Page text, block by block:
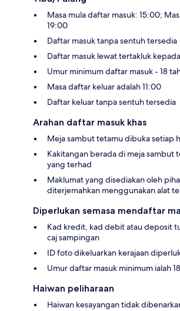
Masa mula daftar masuk: 15:00;
19:00
Daftar masuk tanpa sentuh tersedia
Daftar masuk lewat tertakluk
Umur minimum daftar masuk - 18
Masa daftar keluar adalah 11:00
Daftar keluar tanpa sentuh tersedia
Arahan daftar masuk khas
Meja sambut tetamu dibuka setiap
Kakitangan berada di meja sambut
yang terhad
Maklumat yang disediakan oleh
diterjemahkan menggunakan alat
Diperlukan semasa mendaftar
Kad kredit, kad debit atau deposit
caj sampingan
ID foto dikeluarkan kerajaan
Umur daftar masuk minimum ialah 18
Haiwan peliharaan
Haiwan kesayangan tidak